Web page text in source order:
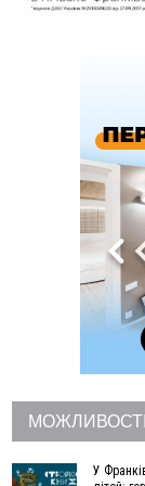
У
Загальна
На "зебрі"
ВІДЕО
Де
У
сім'ї
У Коломиї
Війна
14:31
«Багато
Яремче
Карпатах
МОЖЛИВОСТІ
У